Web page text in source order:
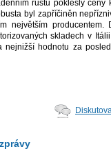
růstu poklesly ceny
byl zapříčiněn
největším
skladech v
nejnižší hodnotu za